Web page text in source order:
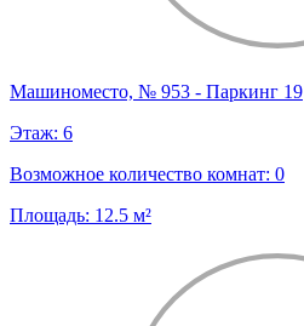
Машиноместо, № 953 - Паркинг 19
Этаж: 6
Возможное количество комнат: 0
Площадь: 12.5 м²